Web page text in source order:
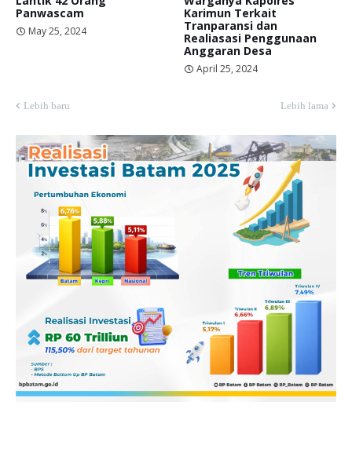
Panwascam
May 25, 2024
Karimun Terkait
Tranparansi dan
Realiasasi Penggunaan
Anggaran Desa
April 25, 2024
Lebih baru Lebih lama